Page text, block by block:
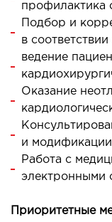
профилактика
Подбор и
в
ведение
Оказание
и
Работа с
электронными
Приоритетные